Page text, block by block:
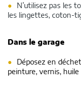
N’utilisez pas les
les lingettes, coton-
Dans le garage
Déposez en
peinture, vernis,